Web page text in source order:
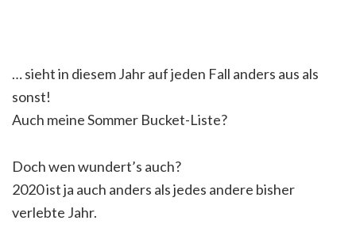
… sieht in diesem Jahr auf jeden Fall anders aus als
sonst!
Auch meine Sommer Bucket-Liste?
Doch wen wundert’s auch?
2020 ist ja auch anders als jedes andere bisher
verlebte Jahr.